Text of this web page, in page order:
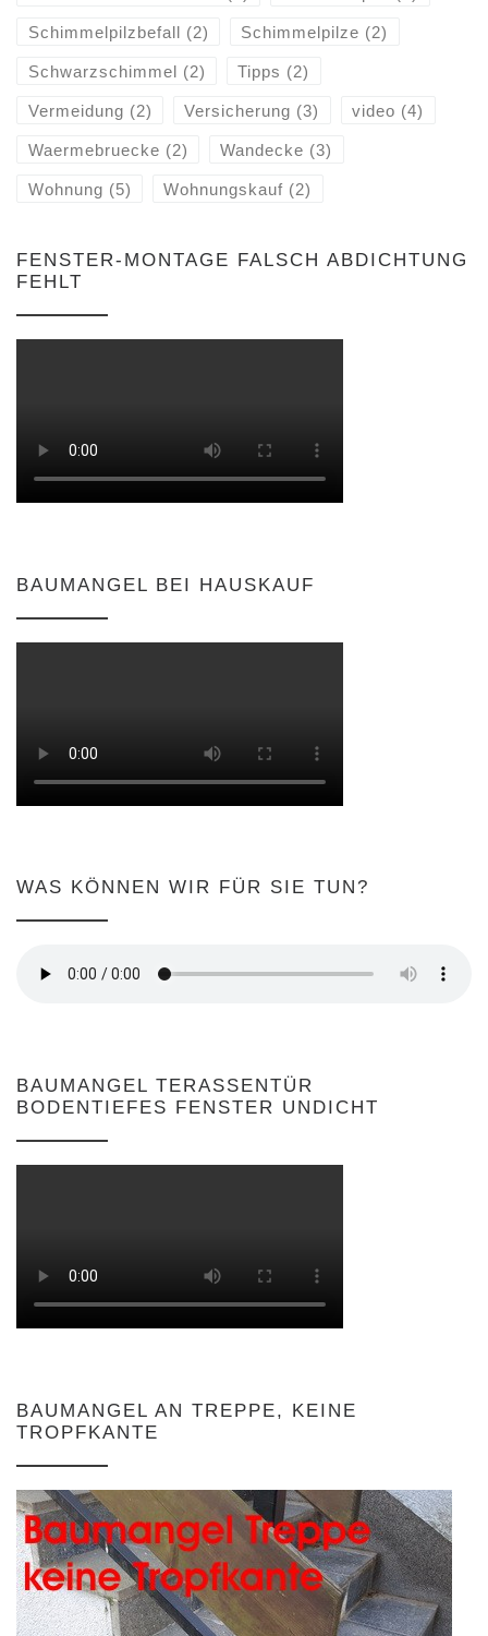
Schimmelpilzbefall (2) Schimmelpilze (2)
Schwarzschimmel (2) Tipps (2)
Vermeidung (2) Versicherung (3) video (4)
Waermebruecke (2) Wandecke (3)
Wohnung (5) Wohnungskauf (2)
FENSTER-MONTAGE FALSCH ABDICHTUNG
FEHLT
BAUMANGEL BEI HAUSKAUF
WAS KÖNNEN WIR FÜR SIE TUN?
BAUMANGEL TERASSENTÜR
BODENTIEFES FENSTER UNDICHT
BAUMANGEL AN TREPPE, KEINE
TROPFKANTE